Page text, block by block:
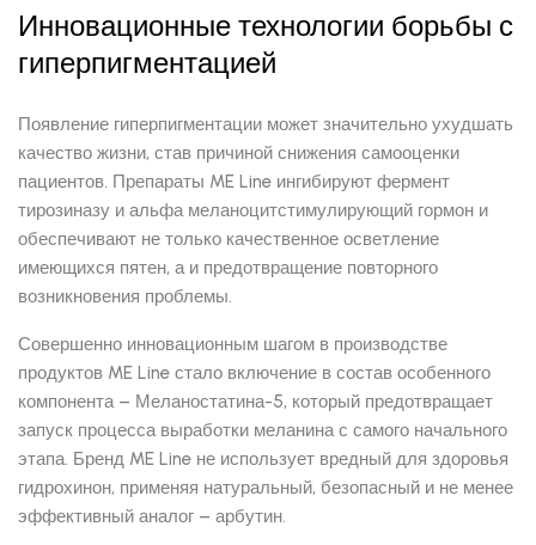
Инновационные технологии борьбы с
гиперпигментацией
Появление гиперпигментации может значительно ухудшать
качество жизни, став причиной снижения самооценки
пациентов. Препараты ME Line ингибируют фермент
тирозиназу и альфа меланоцитстимулирующий гормон и
обеспечивают не только качественное осветление
имеющихся пятен, а и предотвращение повторного
возникновения проблемы.
Совершенно инновационным шагом в производстве
продуктов ME Line стало включение в состав особенного
компонента – Меланостатина-5, который предотвращает
запуск процесса выработки меланина с самого начального
этапа. Бренд ME Line не использует вредный для здоровья
гидрохинон, применяя натуральный, безопасный и не менее
эффективный аналог – арбутин.